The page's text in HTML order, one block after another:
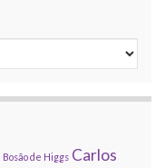
Bosão de Higgs Carlos